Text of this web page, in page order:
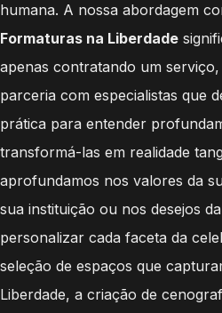
humana. A nossa abordagem
Formaturas na Liberdade
apenas contratando um
parceria com especialistas que
prática para entender
transformá-las em realidade
aprofundamos nos valores da
sua instituição ou nos desejos
personalizar cada faceta da
seleção de espaços que
Liberdade, a criação de